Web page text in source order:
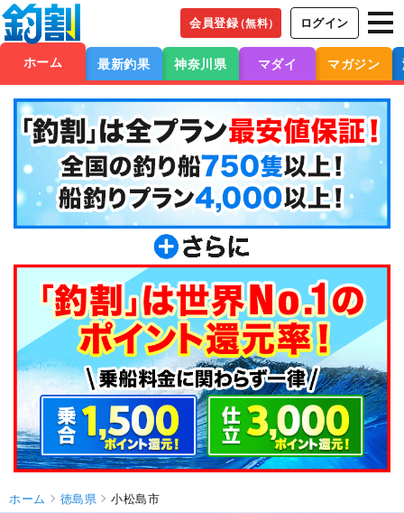
会員登録（無料） ログイン
ホーム 最新釣果 神奈川県 マダイ マガジン
ホーム 徳島県 小松島市